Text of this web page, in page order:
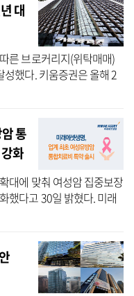
대
른 브로커리지(위탁매매)
했다. 키움증권은 올해 2
6806억원 기록했다고 30
통
화
대에 맞춰 여성암 집중보장
했다고 30일 밝혔다. 미래
▲통합여성유방암진단특